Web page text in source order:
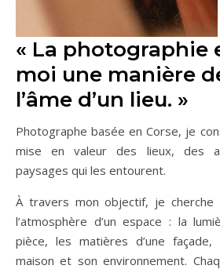
« La photographie
moi une manière
l’âme d’un lieu. »
Photographe basée en Corse, je consacre mon travail à la
mise en valeur des lieux, des
paysages qui les entourent.
À travers mon objectif, je
l’atmosphère d’un espace : la
pièce, les matières d’une façade,
maison et son environnement.